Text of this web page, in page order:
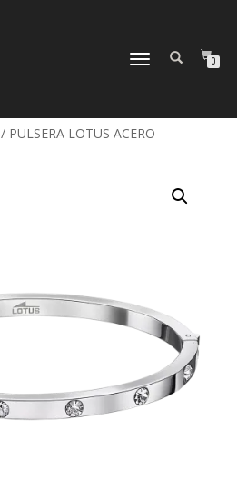
TOGGLE
0
/ PULSERA LOTUS ACERO